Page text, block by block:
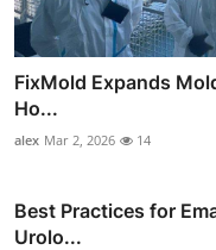
FixMold Expands
Ho...
alex Mar 2, 2026 14
Best Practices for
Urolo...